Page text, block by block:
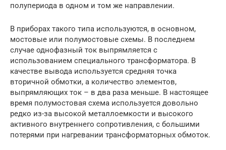
полупериода в одном и том же направлении.
В приборах такого типа используются, в основном,
мостовые или полумостовые схемы. В последнем
случае однофазный ток выпрямляется с
использованием специального трансформатора. В
качестве вывода используется средняя точка
вторичной обмотки, а количество элементов,
выпрямляющих ток – в два раза меньше. В настоящее
время полумостовая схема используется довольно
редко из-за высокой металлоемкости и высокого
активного внутреннего сопротивления, с большими
потерями при нагревании трансформаторных обмоток.